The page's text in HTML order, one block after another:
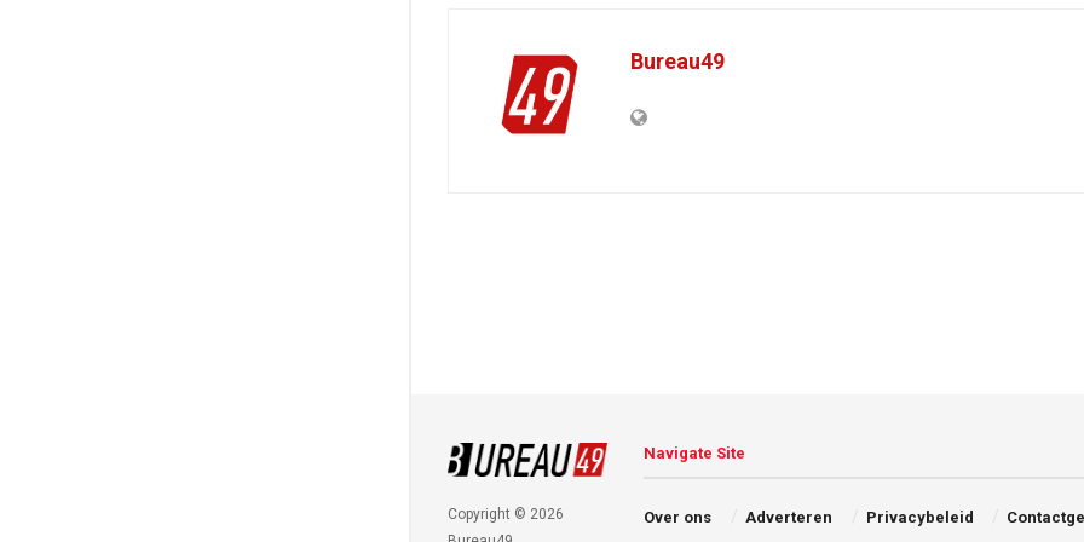
Bureau49
Copyright © 2026
Navigate Site
Over ons Adverteren Privacybeleid